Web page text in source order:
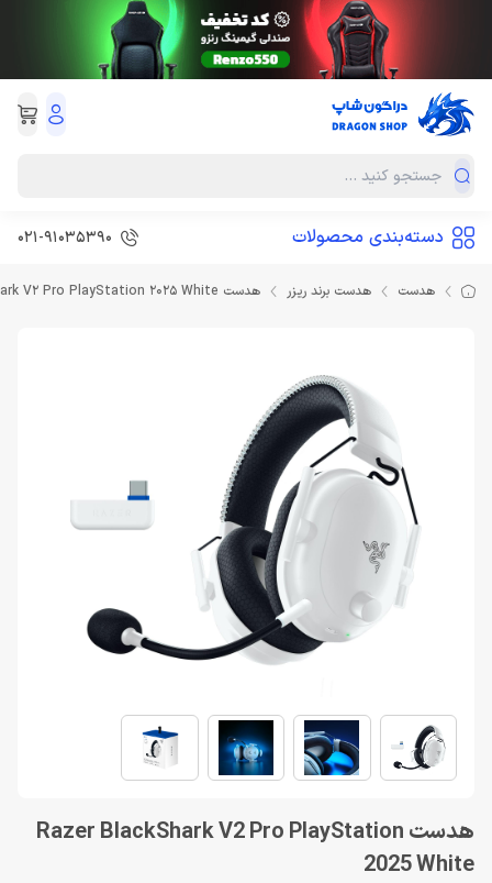
دسته‌بندی محصولات 021-91035390
هدست هدست برند ریزر هدست Razer BlackShark V2 Pro PlayStation 2025 White
هدست Razer BlackShark V2 Pro PlayStation
2025 White